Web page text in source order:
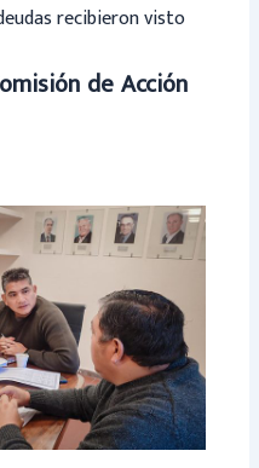
recibieron visto
de Acción